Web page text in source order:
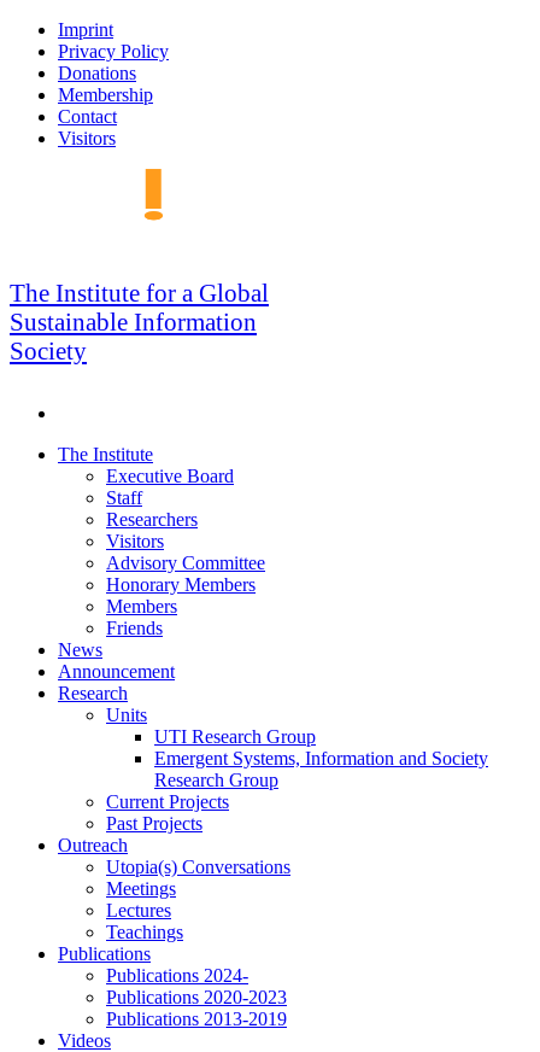
Skip
navigation
Imprint
Privacy Policy
Donations
Membership
Contact
Visitors
GSIS
The Institute for a Global
Sustainable Information
Society
Skip
The Institute
Executive Board
Staff
Researchers
Visitors
Advisory Committee
Honorary Members
Members
Friends
News
Announcement
Research
Units
UTI Research Group
Emergent Systems, Information and Society
Research Group
Current Projects
Past Projects
Outreach
Utopia(s) Conversations
Meetings
Lectures
Teachings
Publications
Publications 2024-
Publications 2020-2023
Publications 2013-2019
Videos